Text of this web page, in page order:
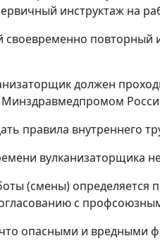
инструктаж на
повторный
должен
правила внутреннего
вулканизаторщика
(смены) определяется
с
опасными и вредными